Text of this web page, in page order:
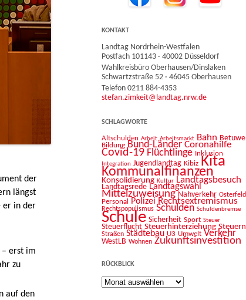
der
längst
er in der
– erst im
zu
auf den
KONTAKT
Landtag Nordrhein-Westfalen
Postfach 101143 · 40002 Düsseldorf
Wahlkreisbüro Oberhausen/Dinslaken
Schwartzstraße 52 · 46045 Oberhausen
Telefon 0211 884-4353
stefan.zimkeit@landtag.nrw.de
SCHLAGWORTE
Altschulden Arbeit Arbeitsmarkt Bahn Betuwe
Bildung Bund-Länder Coronahilfe
Covid-19 Flüchtlinge Inklusion
Integration Jugendlandtag Kibiz Kita
Kommunalfinanzen
Konsolidierung Kultur Landtagsbesuch
Landtagsrede Landtagswahl
Mittelzuweisung Nahverkehr Osterfeld
Personal Polizei Rechtsextremismus
Rechtspopulismus Schulden Schuldenbremse
Schule Sicherheit Sport Steuer
Steuerflucht Steuerhinterziehung Steuern
Straßen Städtebau U3 Umwelt Verkehr
WestLB Wohnen Zukunftsinvestition
RÜCKBLICK
Rückblick